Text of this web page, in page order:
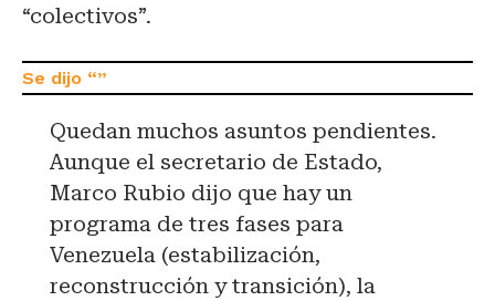
“colectivos”.
Quedan muchos asuntos pendientes.
Aunque el secretario de Estado,
Marco Rubio dijo que hay un
programa de tres fases para
Venezuela (estabilización,
reconstrucción y transición), la